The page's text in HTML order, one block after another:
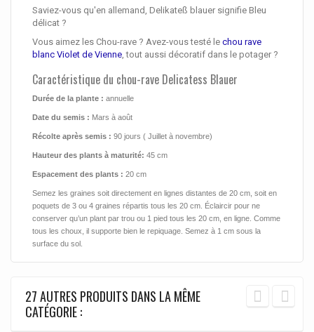
Saviez-vous qu'en allemand, Delikateß blauer signifie Bleu
délicat ?
Vous aimez les Chou-rave ? Avez-vous testé le chou rave
blanc Violet de Vienne , tout aussi décoratif dans le potager ?
Caractéristique du chou-rave Delicatess Blauer
Durée de la plante : annuelle
Date du semis : Mars à août
Récolte après semis : 90 jours ( Juillet à novembre)
Hauteur des plants à maturité: 45 cm
Espacement des plants : 20 cm
Semez les graines soit directement en lignes distantes de 20 cm, soit en
poquets de 3 ou 4 graines répartis tous les 20 cm. Éclaircir pour ne
conserver qu’un plant par trou ou 1 pied tous les 20 cm, en ligne. Comme
tous les choux, il supporte bien le repiquage. Semez à 1 cm sous la
surface du sol.
27 AUTRES PRODUITS DANS LA MÊME
CATÉGORIE :